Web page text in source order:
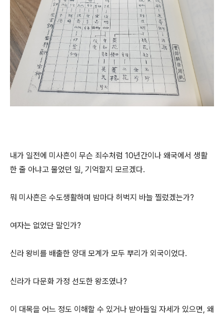
내가 일전에 미사흔이 무슨 죄수처럼 10년간이나 왜국에서 생활
한 줄 아냐고 물었던 일, 기억할지 모르겠다.
뭐 미사흔은 수도생활하며 밤마다 허벅지 바늘 찔렀겠는가?
여자는 없었단 말인가?
신라 왕비를 배출한 양대 모계가 모두 뿌리가 외국이었다.
신라가 다문화 가정 선도한 왕조였나?
이 대목을 어느 정도 이해할 수 있거나 받아들일 자세가 있으면, 왜